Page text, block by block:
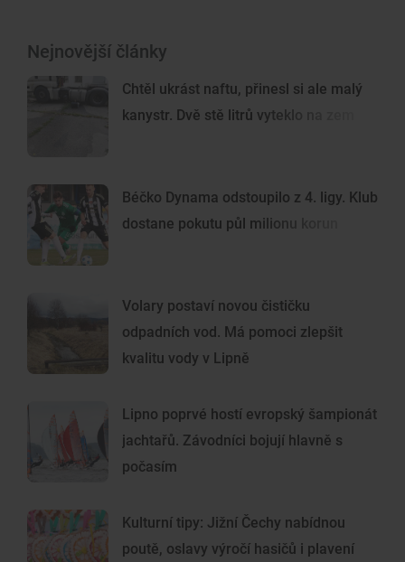
Nejnovější články
Chtěl ukrást naftu, přinesl si ale malý
kanystr. Dvě stě litrů vyteklo na zem
Béčko Dynama odstoupilo z 4. ligy. Klub
dostane pokutu půl milionu korun
Volary postaví novou čističku
odpadních vod. Má pomoci zlepšit
kvalitu vody v Lipně
Lipno poprvé hostí evropský šampionát
jachtařů. Závodníci bojují hlavně s
počasím
Kulturní tipy: Jižní Čechy nabídnou
poutě, oslavy výročí hasičů i plavení